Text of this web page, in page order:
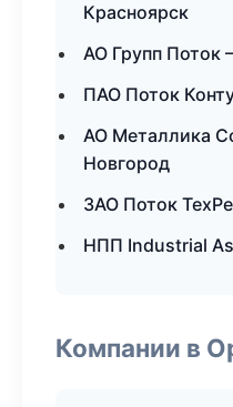
Красноярск
АО Групп Поток
ПАО Поток
АО Металлика
Новгород
ЗАО Поток
НПП Industrial
Компании в